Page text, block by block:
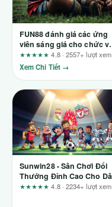
FUN88 đánh giá các ứng
viên sáng giá cho chức
địch
★★★★★4.8 · 2557+ lượt xem
Xem Chi Tiết →
Sunwin28 - Sân Chơi Đổi
Thưởng Đỉnh Cao Cho
Công Nghệ
★★★★★4.8 · 2234+ lượt xem